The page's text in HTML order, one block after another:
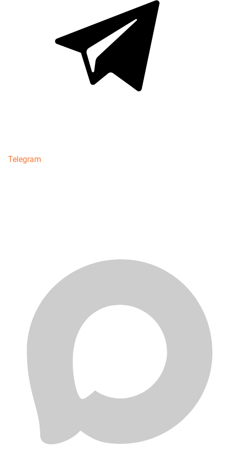
Telegram